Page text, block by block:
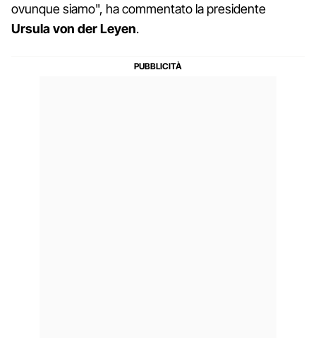
ovunque siamo", ha commentato la presidente
Ursula von der Leyen.